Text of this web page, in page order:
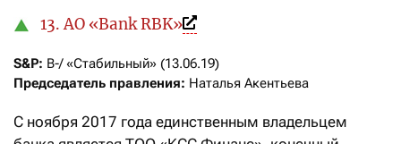
13. АО «Bank RBK»
S&P:
Председатель правления: Наталья Акентьева
С ноября 2017 года единственным владельцем